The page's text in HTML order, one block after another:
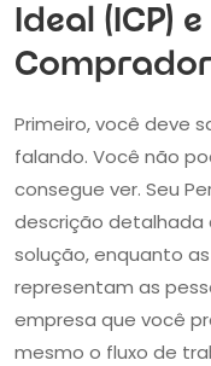
Ideal (ICP)
Comprador
Primeiro, você deve
falando. Você não
consegue ver. Seu
descrição detalhada
solução, enquanto
representam as
empresa que você
mesmo o fluxo de